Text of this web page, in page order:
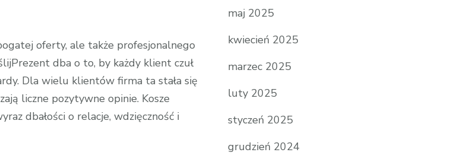
oferty, ale także profesjonalnego
dba o to, by każdy klient czuł
Dla wielu klientów firma ta stała się
liczne pozytywne opinie. Kosze
dbałości o relacje, wdzięczność i
maj 2025
kwiecień 2025
marzec 2025
luty 2025
styczeń 2025
grudzień 2024